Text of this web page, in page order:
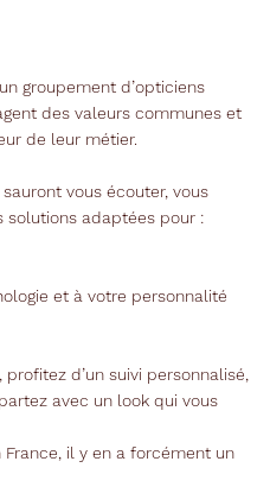
groupement d’opticiens
des valeurs communes et
de leur métier.
vous écouter, vous
solutions adaptées pour :
et à votre personnalité
d’un suivi personnalisé,
avec un look qui vous
il y en a forcément un